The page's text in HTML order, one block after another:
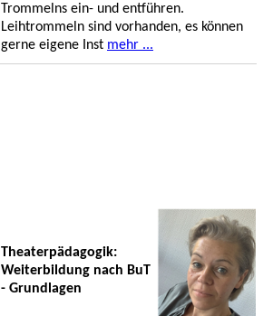
Trommelns ein- und entführen.
Leihtrommeln sind vorhanden, es können
gerne eigene Inst mehr ...
Theaterpädagogik:
Weiterbildung nach BuT
- Grundlagen